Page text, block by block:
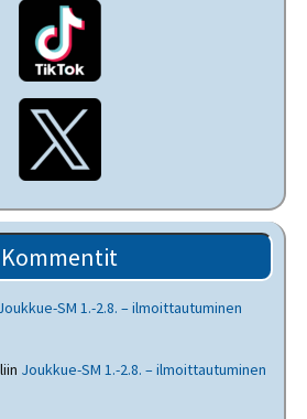
Kommentit
SM 1.-2.8. – ilmoittautuminen
Joukkue-SM 1.-2.8. – ilmoittautuminen